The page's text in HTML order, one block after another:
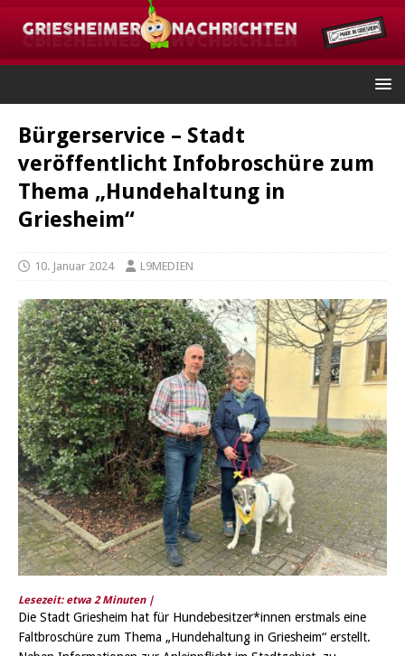
Bürgerservice – Stadt
veröffentlicht Infobroschüre zum
Thema „Hundehaltung in
Griesheim“
10. Januar 2024 L9MEDIEN
Lesezeit: etwa 2 Minuten |
Die Stadt Griesheim hat für Hundebesitzer*innen erstmals eine
Faltbroschüre zum Thema „Hundehaltung in Griesheim“ erstellt.